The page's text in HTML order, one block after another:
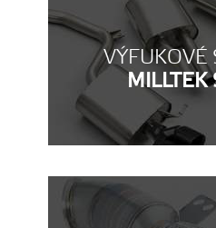
VÝFUKOVÉ
MILLTEK